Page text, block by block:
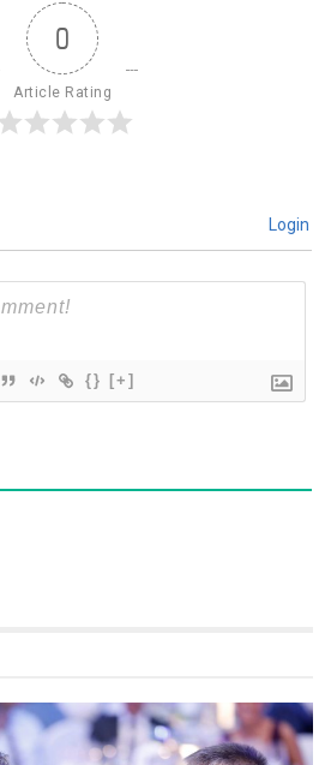
0
Article Rating
Login
{} [+]